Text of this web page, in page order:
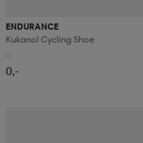
ENDURANCE
Kukanol Cycling Shoe
0,-